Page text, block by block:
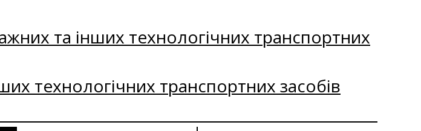
та інших технологічних транспортних
технологічних транспортних засобів